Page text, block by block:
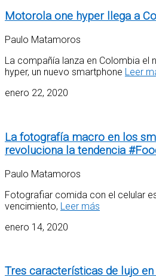
Motorola one hyper llega a
Paulo Matamoros
La compañía lanza en Colombia el
hyper, un nuevo smartphone Leer
enero 22, 2020
La fotografía macro en los
revoluciona la tendencia
Paulo Matamoros
Fotografiar comida con el celular
vencimiento, Leer más
enero 14, 2020
Tres características de lujo